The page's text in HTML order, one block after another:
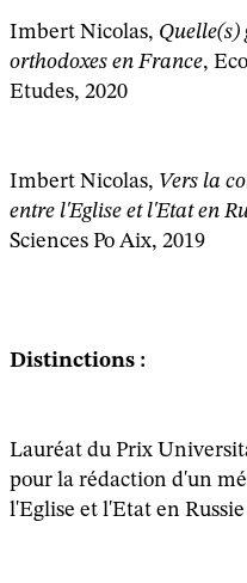
Imbert Nicolas, Quelle(s)
orthodoxes en France,
Etudes, 2020
Imbert Nicolas, Vers la
entre l'Eglise et l'Etat en
Sciences Po Aix, 2019
Distinctions :
Lauréat du Prix
pour la rédaction d'un
l'Eglise et l'Etat en